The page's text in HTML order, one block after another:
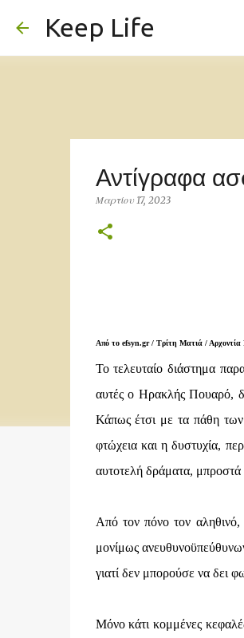
Keep Life
Αντίγραφα
Μαρτίου 17, 2023
Από το efsyn.gr / Τρίτη Ματιά / Αρχοντία
Το τελευταίο διάστημα
αυτές ο Ηρακλής Πουαρό,
Κάπως έτσι με τα πάθη των
φτώχεια και η δυστυχία,
αυτοτελή δράματα,
Από τον πόνο τον αληθινό,
μονίμως
γιατί δεν μπορούσε να δει
Μόνο κάτι κομμένες